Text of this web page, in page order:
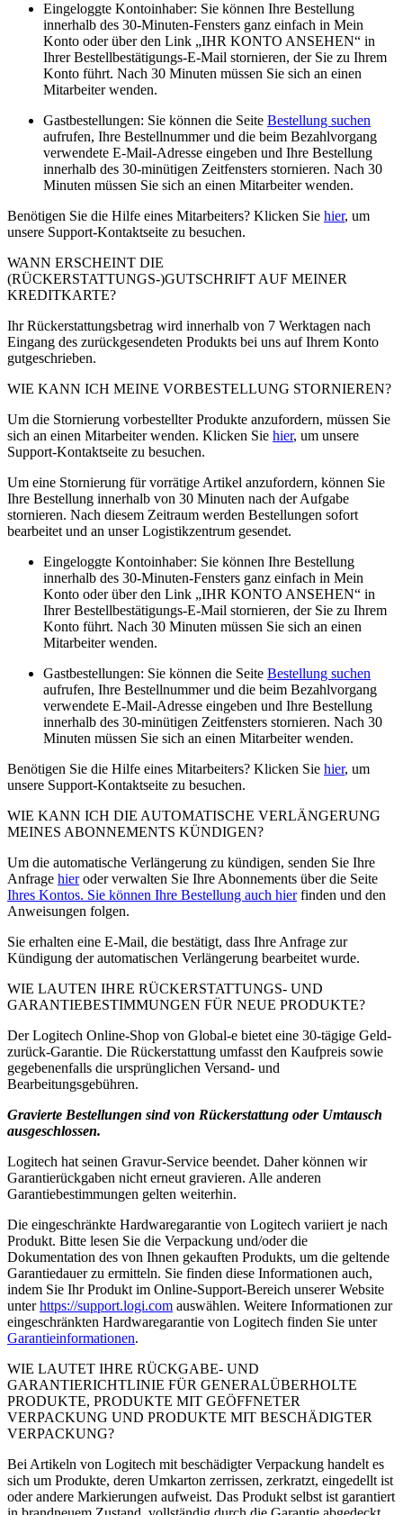
Eingeloggte Kontoinhaber: Sie können Ihre Bestellung
innerhalb des 30-Minuten-Fensters ganz einfach in Mein
Konto oder über den Link „IHR KONTO ANSEHEN“ in
Ihrer Bestellbestätigungs-E-Mail stornieren, der Sie zu Ihrem
Konto führt. Nach 30 Minuten müssen Sie sich an einen
Mitarbeiter wenden.
Gastbestellungen: Sie können die Seite Bestellung suchen
aufrufen, Ihre Bestellnummer und die beim Bezahlvorgang
verwendete E-Mail-Adresse eingeben und Ihre Bestellung
innerhalb des 30-minütigen Zeitfensters stornieren. Nach 30
Minuten müssen Sie sich an einen Mitarbeiter wenden.
Benötigen Sie die Hilfe eines Mitarbeiters? Klicken Sie hier, um
unsere Support-Kontaktseite zu besuchen.
WANN ERSCHEINT DIE
(RÜCKERSTATTUNGS-)GUTSCHRIFT AUF MEINER
KREDITKARTE?
Ihr Rückerstattungsbetrag wird innerhalb von 7 Werktagen nach
Eingang des zurückgesendeten Produkts bei uns auf Ihrem Konto
gutgeschrieben.
WIE KANN ICH MEINE VORBESTELLUNG STORNIEREN?
Um die Stornierung vorbestellter Produkte anzufordern, müssen Sie
sich an einen Mitarbeiter wenden. Klicken Sie hier, um unsere
Support-Kontaktseite zu besuchen.
Um eine Stornierung für vorrätige Artikel anzufordern, können Sie
Ihre Bestellung innerhalb von 30 Minuten nach der Aufgabe
stornieren. Nach diesem Zeitraum werden Bestellungen sofort
bearbeitet und an unser Logistikzentrum gesendet.
Eingeloggte Kontoinhaber: Sie können Ihre Bestellung
innerhalb des 30-Minuten-Fensters ganz einfach in Mein
Konto oder über den Link „IHR KONTO ANSEHEN“ in
Ihrer Bestellbestätigungs-E-Mail stornieren, der Sie zu Ihrem
Konto führt. Nach 30 Minuten müssen Sie sich an einen
Mitarbeiter wenden.
Gastbestellungen: Sie können die Seite Bestellung suchen
aufrufen, Ihre Bestellnummer und die beim Bezahlvorgang
verwendete E-Mail-Adresse eingeben und Ihre Bestellung
innerhalb des 30-minütigen Zeitfensters stornieren. Nach 30
Minuten müssen Sie sich an einen Mitarbeiter wenden.
Benötigen Sie die Hilfe eines Mitarbeiters? Klicken Sie hier, um
unsere Support-Kontaktseite zu besuchen.
WIE KANN ICH DIE AUTOMATISCHE VERLÄNGERUNG
MEINES ABONNEMENTS KÜNDIGEN?
Um die automatische Verlängerung zu kündigen, senden Sie Ihre
Anfrage hieroder verwalten Sie Ihre Abonnements über die Seite
Ihres Kontos. Sie können Ihre Bestellung auch hierfinden und den
Anweisungen folgen.
Sie erhalten eine E-Mail, die bestätigt, dass Ihre Anfrage zur
Kündigung der automatischen Verlängerung bearbeitet wurde.
WIE LAUTEN IHRE RÜCKERSTATTUNGS- UND
GARANTIEBESTIMMUNGEN FÜR NEUE PRODUKTE?
Der Logitech Online-Shop von Global-e bietet eine 30-tägige Geld-
zurück-Garantie. Die Rückerstattung umfasst den Kaufpreis sowie
gegebenenfalls die ursprünglichen Versand- und
Bearbeitungsgebühren.
Gravierte Bestellungen sind von Rückerstattung oder Umtausch
ausgeschlossen.
Logitech hat seinen Gravur-Service beendet. Daher können wir
Garantierückgaben nicht erneut gravieren. Alle anderen
Garantiebestimmungen gelten weiterhin.
Die eingeschränkte Hardwaregarantie von Logitech variiert je nach
Produkt. Bitte lesen Sie die Verpackung und/oder die
Dokumentation des von Ihnen gekauften Produkts, um die geltende
Garantiedauer zu ermitteln. Sie finden diese Informationen auch,
indem Sie Ihr Produkt im Online-Support-Bereich unserer Website
unterhttps://support.logi.com auswählen. Weitere Informationen zur
eingeschränkten Hardwaregarantie von Logitech finden Sie unter
Garantieinformationen.
WIE LAUTET IHRE RÜCKGABE- UND
GARANTIERICHTLINIE FÜR GENERALÜBERHOLTE
PRODUKTE, PRODUKTE MIT GEÖFFNETER
VERPACKUNG UND PRODUKTE MIT BESCHÄDIGTER
VERPACKUNG?
Bei Artikeln von Logitech mit beschädigter Verpackung handelt es
sich um Produkte, deren Umkarton zerrissen, zerkratzt, eingedellt ist
oder andere Markierungen aufweist. Das Produkt selbst ist garantiert